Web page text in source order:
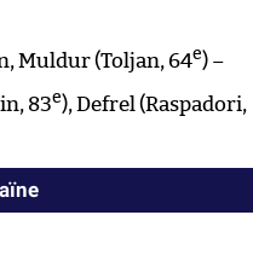
Muldur (Toljan, 64e) –
83e), Defrel (Raspadori,